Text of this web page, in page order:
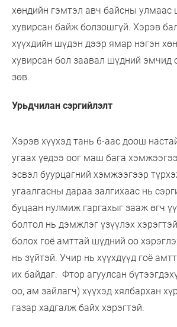
хөндийн гэмтэл авч байсны улмаас
хувирсан байж болзошгүй. Хэрэв
хүүхдийн шүдэн дээр ямар нэгэн
хувирсан бол заавал шүдний эмчид
зөв.
Урьдчилан сэргийлэлт
Хэрэв хүүхэд тань 6-аас доош
угаах үедээ оог маш бага
эсвэл буурцагний хэмжээгээр
угаалгасны дараа залгихаас нь
буцаан нулмиж гаргахыг зааж өгч
болтол нь дэмжлэг үзүүлэх
болох гоё амттай шүдний оо
нь зүйтэй. Учир нь хүүхдүүд гоё
их байдаг. Фтор агуулсан
оо, ам зайлагч) хүүхэд хялбархан
газар хадгалж байх хэрэгтэй.